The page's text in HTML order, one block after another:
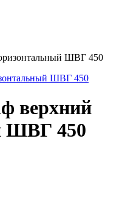
ШВГ 450
верхний
ШВГ 450